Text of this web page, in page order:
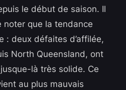
le début de saison. Il
que la tendance
: deux défaites d’affilée,
North Queensland, ont
là très solide. Ce
au plus mauvais